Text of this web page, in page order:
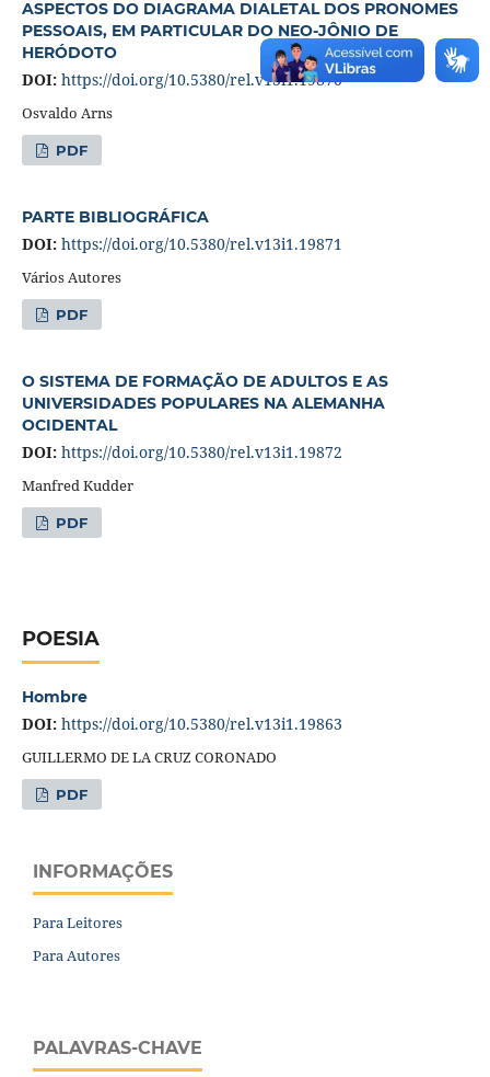
ASPECTOS DO DIAGRAMA DIALETAL DOS PRONOMES
PESSOAIS, EM PARTICULAR DO NEO-JÔNIO DE
HERÓDOTO
DOI: https://doi.org/10.5380/rel.v13i1.19870
Osvaldo Arns
PDF
PARTE BIBLIOGRÁFICA
DOI: https://doi.org/10.5380/rel.v13i1.19871
Vários Autores
PDF
O SISTEMA DE FORMAÇÃO DE ADULTOS E AS
UNIVERSIDADES POPULARES NA ALEMANHA
OCIDENTAL
DOI: https://doi.org/10.5380/rel.v13i1.19872
Manfred Kudder
PDF
POESIA
Hombre
DOI: https://doi.org/10.5380/rel.v13i1.19863
GUILLERMO DE LA CRUZ CORONADO
PDF
INFORMAÇÕES
Para Leitores
Para Autores
PALAVRAS-CHAVE